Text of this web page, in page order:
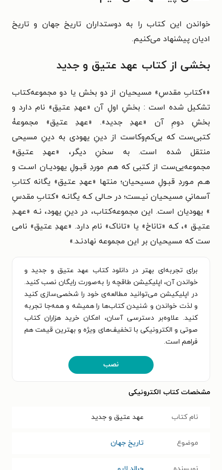
خواندن این کتاب را به دوستداران تاریخ جهان و تاریخ
ادیان پیشنهاد می‌کنیم.
بخشی از کتاب عهد عتیق و جدید
««کتابِ مقدسِ» مسیحیان از دو بخش یا دو مجموعه‌کتاب
تشکیل شده است : بخشِ اولِ آن «عهدِ عتیق» نام دارد و
بخشِ دومِ آن «عهدِ جدید». «عهدِ عتیق» مجموعۀ
کتبی‌ستکه بی‌کم‌وکاست از دینِ یهودی به دینِ مسیحی
منتقل شده است. به سخنِ دیگر، «عهدِ عتیق»
مجموعه‌یی‌ست از کتبی که هم موردِ قبـولِ یهودیـان اسـت و
هـم مـوردِ قبـولِ مسیحیان؛ منتها «عهدِ عتیق» یگانه کتابِ
آسمانیِ مسیحیان نیـست؛ در حـالی کـه یگانـه «کتابِ مقدسِ
» یهودیان است. این مجموعه‌کتاب، در دینِ یهود، نـه «عهـدِ
عتیـق »، کـه «تاناخ» یا «تاناک» نام دارد. «عهدِ عتیق» نامی
ست که مسیحیان بر این مجموعه نهادنـد.»
برای تجربه‌ای بهتر در دانلود کتاب عهد عتیق و جدید و
خواندن آن، اپلیکیشن طاقچه را به‌صورت رایگان نصب کنید.
در اپلیکیشن می‌توانید مطالعه‌ی خود را شخصی‌سازی کنید
و لذت خواندن و شنیدن کتاب‌ها را همیشه و همه‌جا تجربه
کنید. علاوه‌بر دسترسی آسان، امکان خرید هزاران کتاب
صوتی و الکترونیکی با تخفیف‌های ویژه و بهترین قیمت هم
فراهم است.
نصب
مشخصات کتاب الکترونیکی
نام کتاب عهد عتیق و جدید
موضوع تاریخ جهان